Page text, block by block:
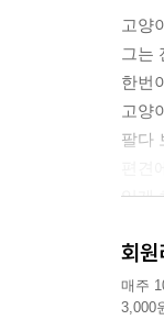
고양
그는
한번
고양
팔다
있게
하루
내일
회원
매주
3,000